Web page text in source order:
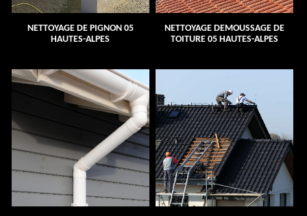
NETTOYAGE DE PIGNON 05
HAUTES-ALPES
NETTOYAGE DEMOUSSAGE DE
TOITURE 05 HAUTES-ALPES